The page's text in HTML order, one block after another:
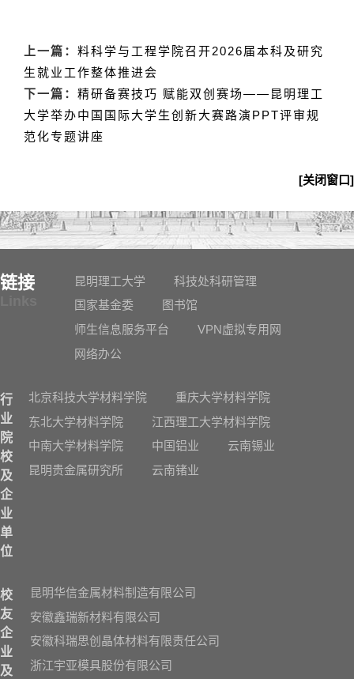
上一篇： 料科学与工程学院召开2026届本科及研究
生就业工作整体推进会
下一篇： 精研备赛技巧 赋能双创赛场——昆明理工
大学举办中国国际大学生创新大赛路演PPT评审规
范化专题讲座
[关闭窗口]
链接 昆明理工大学
科技处科研管理
国家基金委
图书馆
师生信息服务平台
VPN虚拟专用网
网络办公
行
业
院
校
及
企
业
单
位
北京科技大学材料学院
重庆大学材料学院
东北大学材料学院
江西理工大学材料学院
中南大学材料学院
中国铝业
云南锡业
昆明贵金属研究所
云南锗业
校
友
企
业
及
昆明华信金属材料制造有限公司
安徽鑫瑞新材料有限公司
安徽科瑞思创晶体材料有限责任公司
浙江宇亚模具股份有限公司